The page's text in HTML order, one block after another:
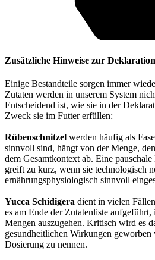
Zusätzliche Hinweise zur
Einige Bestandteile sorgen immer
Zutaten werden in unserem System
Entscheidend ist, wie sie in der
Zweck sie im Futter erfüllen:
Rübenschnitzel werden häufig als
sinnvoll sind, hängt von der Menge,
dem Gesamtkontext ab. Eine
greift zu kurz, wenn sie technologisch
ernährungsphysiologisch sinnvoll
Yucca Schidigera dient in vielen
es am Ende der Zutatenliste
Mengen auszugehen. Kritisch wird es
gesundheitlichen Wirkungen
Dosierung zu nennen.